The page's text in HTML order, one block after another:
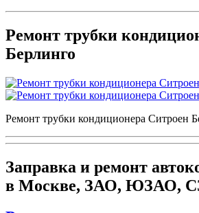
Ремонт трубки
Берлинго
Ремонт трубки кондиционера Ситроен
Заправка и ремонт
в Москве, ЗАО, ЮЗАО,